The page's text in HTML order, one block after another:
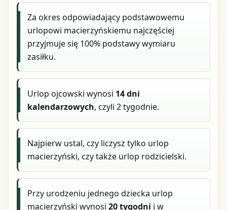
Za okres odpowiadający podstawowemu
urlopowi macierzyńskiemu najczęściej
przyjmuje się 100% podstawy wymiaru
zasiłku.
Urlop ojcowski wynosi 14 dni
kalendarzowych, czyli 2 tygodnie.
Najpierw ustal, czy liczysz tylko urlop
macierzyński, czy także urlop rodzicielski.
Przy urodzeniu jednego dziecka urlop
macierzyński wynosi20 tygodni i w